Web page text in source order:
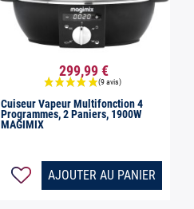
Aperçu rapide
299,99 €
Cuiseur Vapeur Multifonction 4
Programmes, 2 Paniers, 1900W
MAGIMIX
AJOUTER AU PANIER